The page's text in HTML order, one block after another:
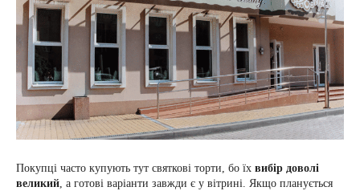
Покупці часто купують тут святкові торти, бо їх вибір доволі
великий, а готові варіанти завжди є у вітрині. Якщо планується